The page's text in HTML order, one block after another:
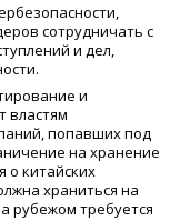
сотрудничать с
и дел,
и
властям
попавших под
на хранение
китайских
храниться на
рубежом требуется